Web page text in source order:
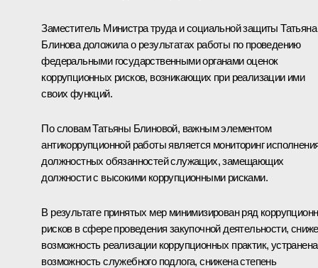
Заместитель Министра труда и социальной защиты Татьяна
Блинова доложила о результатах работы по проведению
федеральными государственными органами оценок
коррупционных рисков, возникающих при реализации ими
своих функций.
По словам Татьяны Блиновой, важным элементом
антикоррупционной работы является мониторинг
должностных обязанностей служащих, замещающих
должности с высокими коррупционными рисками.
В результате принятых мер минимизирован ряд
рисков в сфере проведения закупочной деятельности,
возможность реализации коррупционных практик, устранена
возможность служебного подлога, снижена степень